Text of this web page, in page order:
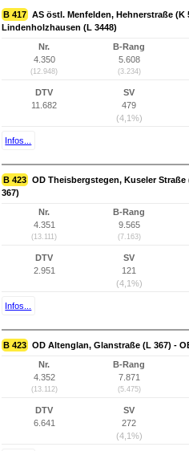
B 417 AS östl. Menfelden, Hehnerstraße (K
Lindenholzhausen (L 3448)
Nr.
4.350
(12.948)
B-Rang
5.608
(3.234)
DTV
11.682
SV
479
(4,1%)
Infos...
B 423 OD Theisbergstegen, Kuseler
367)
Nr.
4.351
(13.111)
B-Rang
9.565
(7.163)
DTV
2.951
SV
121
(4,1%)
Infos...
B 423 OD Altenglan, Glanstraße (L 367) -
Nr.
4.352
(13.112)
B-Rang
7.871
(5.475)
DTV
6.641
SV
272
(4,1%)